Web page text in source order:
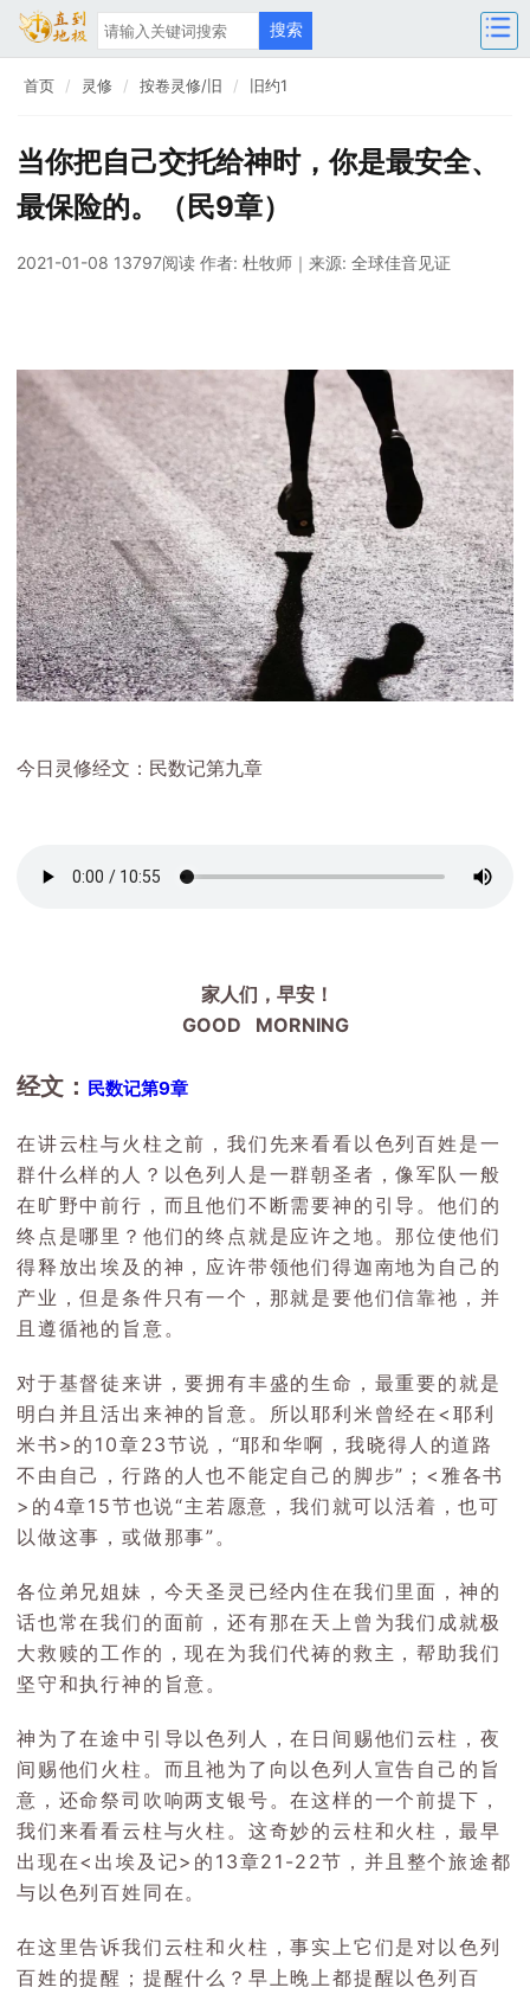
首页 灵修 按卷灵修/旧 旧约1
当你把自己交托给神时，你是最安全、
最保险的。（民9章）
2021-01-08 13797阅读 作者: 杜牧师 ｜来源: 全球佳音见证
今日灵修经文：民数记第九章
家人们，早安！
GOOD MORNING
经文： 民数记第9章
在讲云柱与火柱之前，我们先来看看以色列百姓是一
群什么样的人？以色列人是一群朝圣者，像军队一般
在旷野中前行，而且他们不断需要神的引导。他们的
终点是哪里？他们的终点就是应许之地。那位使他们
得释放出埃及的神，应许带领他们得迦南地为自己的
产业，但是条件只有一个，那就是要他们信靠祂，并
且遵循祂的旨意。
对于基督徒来讲，要拥有丰盛的生命，最重要的就是
明白并且活出来神的旨意。所以耶利米曾经在<耶利
米书>的10章23节说，“耶和华啊，我晓得人的道路
不由自己，行路的人也不能定自己的脚步”；<雅各书
>的4章15节也说“主若愿意，我们就可以活着，也可
以做这事，或做那事”。
各位弟兄姐妹，今天圣灵已经内住在我们里面，神的
话也常在我们的面前，还有那在天上曾为我们成就极
大救赎的工作的，现在为我们代祷的救主，帮助我们
坚守和执行神的旨意。
神为了在途中引导以色列人，在日间赐他们云柱，夜
间赐他们火柱。而且祂为了向以色列人宣告自己的旨
意，还命祭司吹响两支银号。在这样的一个前提下，
我们来看看云柱与火柱。这奇妙的云柱和火柱，最早
出现在<出埃及记>的13章21-22节，并且整个旅途都
与以色列百姓同在。
在这里告诉我们云柱和火柱，事实上它们是对以色列
百姓的提醒；提醒什么？早上晚上都提醒以色列百